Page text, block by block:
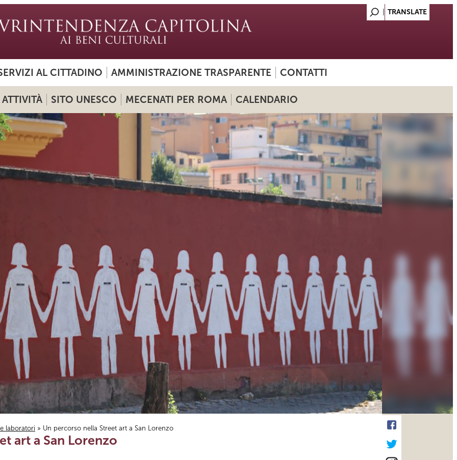
AL CITTADINO AMMINISTRAZIONE TRASPARENTE CONTATTI
ATTIVITÀ SITO UNESCO MECENATI PER ROMA CALENDARIO
laboratori » Un percorso nella Street art a San Lorenzo
art a San Lorenzo